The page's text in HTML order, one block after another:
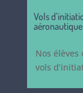
Vols
aéronautique
Nos
vols